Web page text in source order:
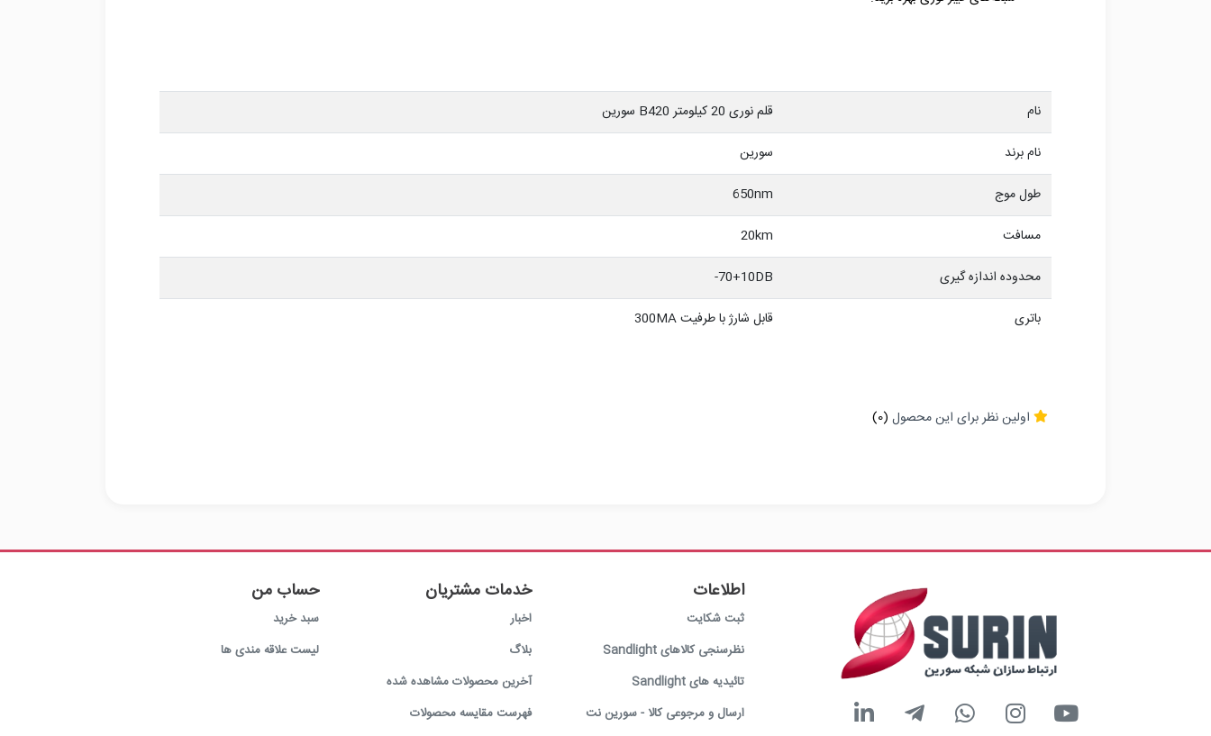
نام
قلم نوری 20 کیلومتر B420 سورین
نام برند
سورین
طول موج
650nm
مسافت
20km
محدوده اندازه گیری
70+10DB-
باتری
قابل شارژ با طرفیت 300MA
اولین نظر برای این محصول (0)
اطلاعات
ثبت شکایت
نظرسنجی کالاهای Sandlight
تائیدیه های Sandlight
ارسال و مرجوعی کالا - سورین نت
خدمات مشتریان
اخبار
بلاگ
آخرین محصولات مشاهده شده
فهرست مقایسه محصولات
حساب من
سبد خرید
لیست علاقه مندی ها